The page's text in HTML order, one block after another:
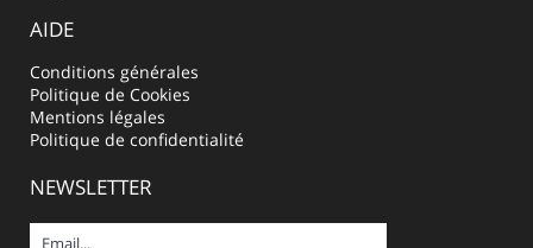
AIDE
Conditions générales
Politique de Cookies
Mentions légales
Politique de confidentialité
NEWSLETTER